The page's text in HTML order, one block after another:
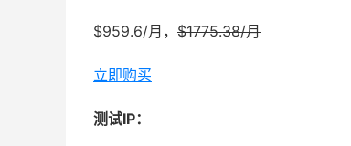
$959.6/月， $1775.38/月
立即购买
测试IP：